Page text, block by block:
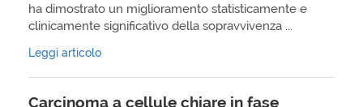
ha dimostrato un miglioramento statisticamente e
clinicamente significativo della sopravvivenza ...
Leggi articolo
Carcinoma a cellule chiare in fase